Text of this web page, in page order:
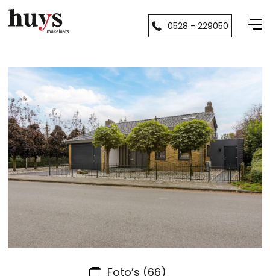
0528 - 229050
Foto’s (66)